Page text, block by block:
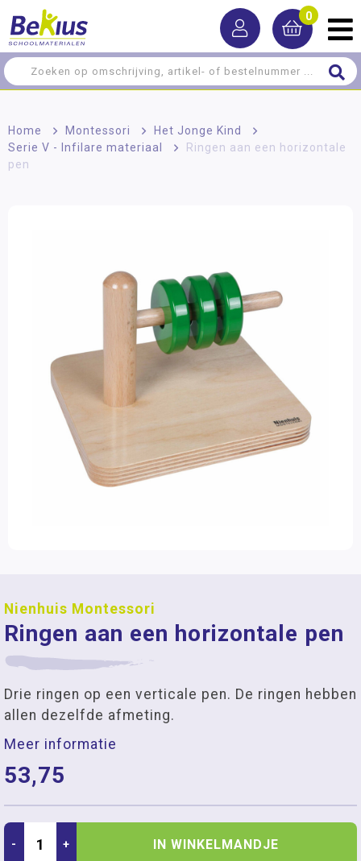
0
Home > Montessori > Het Jonge Kind
>
Serie V - Infilare materiaal
>
Ringen aan een horizontale
pen
Nienhuis Montessori
Ringen aan een horizontale pen
Drie ringen op een verticale pen. De ringen hebben
allen dezelfde afmeting.
Meer informatie
53,75
- + IN WINKELMANDJE